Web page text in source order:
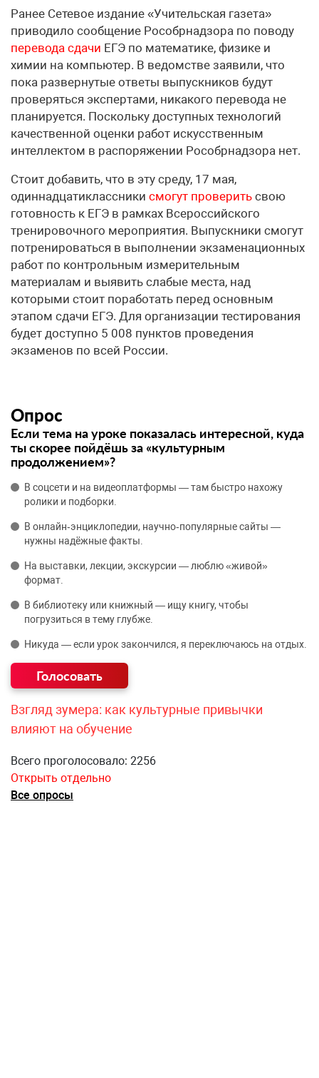
Ранее Сетевое издание «Учительская газета»
приводило сообщение Рособрнадзора по поводу
перевода сдачи ЕГЭ по математике, физике и
химии на компьютер. В ведомстве заявили, что
пока развернутые ответы выпускников будут
проверяться экспертами, никакого перевода не
планируется. Поскольку доступных технологий
качественной оценки работ искусственным
интеллектом в распоряжении Рособрнадзора нет.
Стоит добавить, что в эту среду, 17 мая,
одиннадцатиклассники смогут проверить свою
готовность к ЕГЭ в рамках Всероссийского
тренировочного мероприятия. Выпускники смогут
потренироваться в выполнении экзаменационных
работ по контрольным измерительным
материалам и выявить слабые места, над
которыми стоит поработать перед основным
этапом сдачи ЕГЭ. Для организации тестирования
будет доступно 5 008 пунктов проведения
экзаменов по всей России.
Опрос
Если тема на уроке показалась интересной, куда
ты скорее пойдёшь за «культурным
продолжением»?
В соцсети и на видеоплатформы — там быстро нахожу
ролики и подборки.
В онлайн‑энциклопедии, научно‑популярные сайты —
нужны надёжные факты.
На выставки, лекции, экскурсии — люблю «живой»
формат.
В библиотеку или книжный — ищу книгу, чтобы
погрузиться в тему глубже.
Никуда — если урок закончился, я переключаюсь на отдых.
Взгляд зумера: как культурные привычки
влияют на обучение
Всего проголосовало: 2256
Открыть отдельно
Все опросы